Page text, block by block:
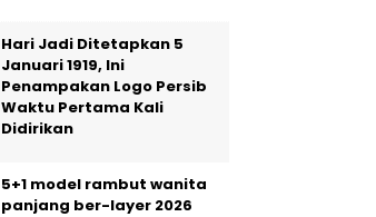
Hari Jadi Ditetapkan 5
Januari 1919, Ini
Penampakan Logo Persib
Waktu Pertama Kali
Didirikan
5+1 model rambut wanita
panjang ber-layer 2026